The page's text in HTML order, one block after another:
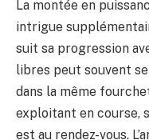
La montée en
intrigue
suit sa progression
libres peut souvent
dans la même
exploitant en course,
est au rendez-vous.